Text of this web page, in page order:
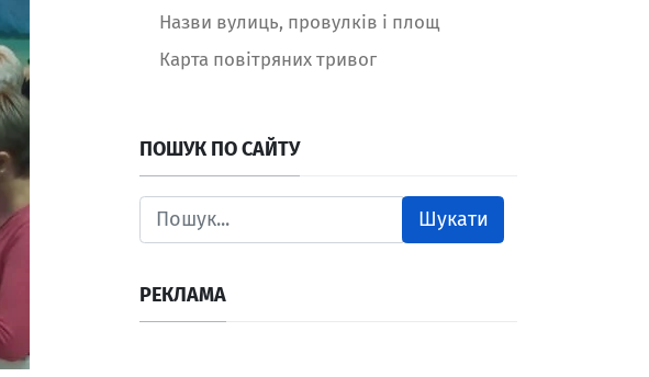
Назви вулиць, провулків і площ
Карта повітряних тривог
ПОШУК ПО САЙТУ
Шукати
РЕКЛАМА